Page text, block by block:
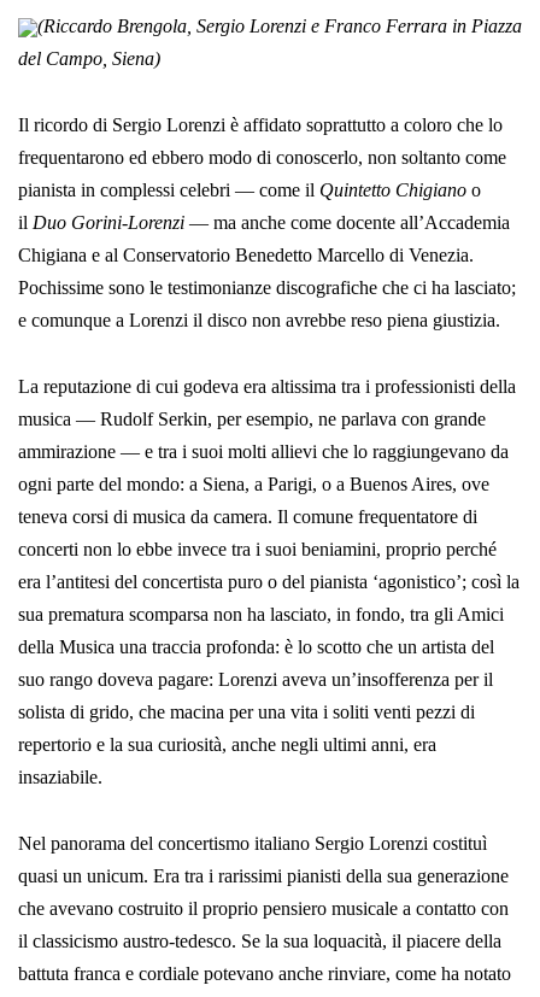
(Riccardo Brengola, Sergio Lorenzi e Franco Ferrara in Piazza
del Campo, Siena)
Il ricordo di Sergio Lorenzi è affidato soprattutto a coloro che lo
frequentarono ed ebbero modo di conoscerlo, non soltanto come
pia­nista in complessi celebri — come il Quintetto Chigiano o
il Duo Gorini-Lorenzi — ma anche come docente all’Accademia
Chigiana e al Conservatorio Benedetto Marcello di Venezia.
Pochissime sono le testimonianze discografiche che ci ha lasciato;
e comunque a Lorenzi il disco non avrebbe reso piena giustizia.
La reputazione di cui godeva era altissima tra i professionisti della
musica — Rudolf Serkin, per esempio, ne parlava con grande
ammirazione — e tra i suoi molti allievi che lo raggiungevano da
ogni parte del mondo: a Siena, a Parigi, o a Buenos Aires, ove
teneva corsi di musica da camera. Il comune frequentatore di
concerti non lo ebbe invece tra i suoi beniamini, proprio perché
era l’antitesi del concertista puro o del pianista ‘agoni­stico’; così la
sua prematura scomparsa non ha lasciato, in fondo, tra gli Amici
della Musica una traccia profonda: è lo scotto che un artista del
suo rango doveva pagare: Lorenzi aveva un’insofferenza per il
soli­sta di grido, che macina per una vita i soliti venti pezzi di
repertorio e la sua curiosità, anche negli ultimi anni, era
insaziabile.
Nel panorama del concertismo italiano Sergio Lorenzi costituì
quasi un unicum. Era tra i rarissimi pianisti della sua generazione
che avevano costruito il proprio pensiero musicale a contatto con
il classi­cismo austro-tedesco. Se la sua loquacità, il piacere della
battuta franca e cordiale potevano anche rinviare, come ha notato